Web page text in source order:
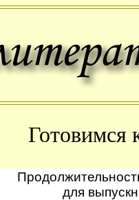
Готовимся
для